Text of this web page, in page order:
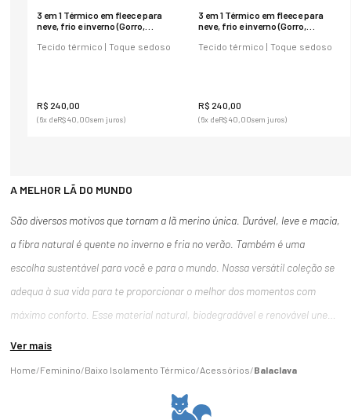
3 em 1 Térmico em fleece para
neve, frio e inverno (Gorro,
Tecido térmico | Toque sedoso
R$ 240 00
(6x deR$40,00sem juros)
3 em 1 Térmico em fleece para
neve, frio e inverno (Gorro,
Tecido térmico | Toque sedoso
R$ 240 00
(6x deR$40,00sem juros)
A MELHOR LÃ DO MUNDO
São diversos motivos que tornam a lã merino única. Durável, leve e macia,
a fibra natural é quente no inverno e fria no verão. Também é uma
escolha sustentável para você e para o mundo. Nossa versátil coleção se
adequa à sua vida para te proporcionar o melhor dos momentos com
máximo conforto. Esse material natural, biodegradável e renovável une
Ver mais
Feminino Baixo Isolamento Térmico Acessórios Balaclava